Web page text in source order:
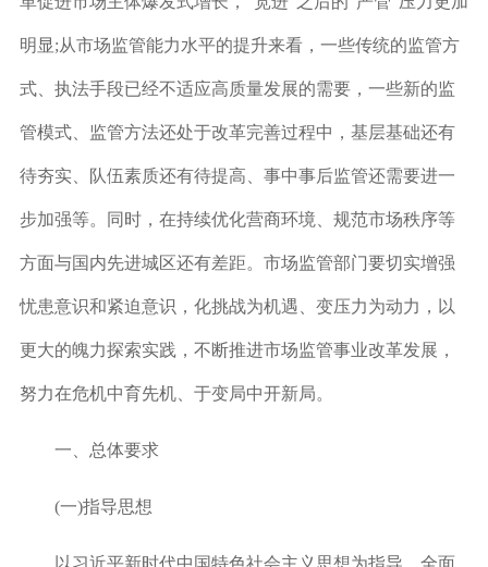
明显;从市场监管能力水平的提升来看，一些传统的监管方
式、执法手段已经不适应高质量发展的需要，一些新的监
管模式、监管方法还处于改革完善过程中，基层基础还有
待夯实、队伍素质还有待提高、事中事后监管还需要进一
步加强等。同时，在持续优化营商环境、规范市场秩序等
方面与国内先进城区还有差距。市场监管部门要切实增强
忧患意识和紧迫意识，化挑战为机遇、变压力为动力，以
更大的魄力探索实践，不断推进市场监管事业改革发展，
努力在危机中育先机、于变局中开新局。
一、总体要求
(一)指导思想
以习近平新时代中国特色社会主义思想为指导，全面